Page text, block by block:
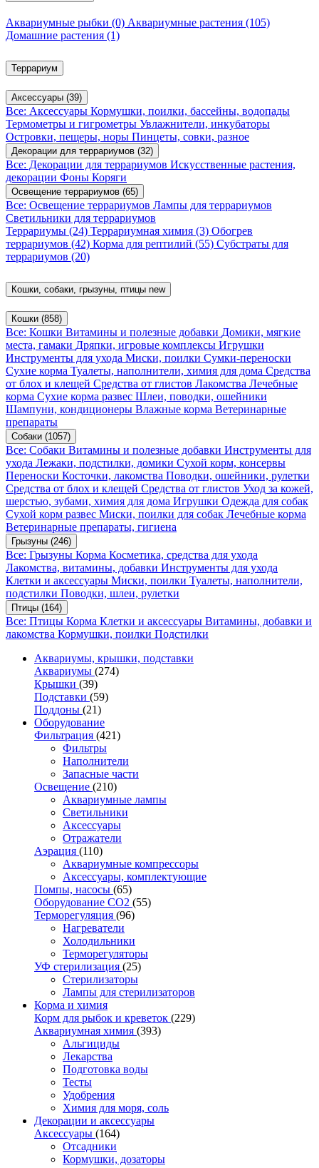
Аквариумные рыбки (0) Аквариумные растения (105)
Домашние растения (1)
Террариум
Аксессуары (39)
Все: Аксессуары Кормушки, поилки, бассейны, водопады
Термометры и гигрометры Увлажнители, инкубаторы
Островки, пещеры, норы Пинцеты, совки, разное
Декорации для террариумов (32)
Все: Декорации для террариумов Искусственные растения,
декорации Фоны Коряги
Освещение террариумов (65)
Все: Освещение террариумов Лампы для террариумов
Светильники для террариумов
Террариумы (24) Террариумная химия (3) Обогрев
террариумов (42) Корма для рептилий (55) Субстраты для
террариумов (20)
Кошки, собаки, грызуны, птицы new
Кошки (858)
Все: Кошки Витамины и полезные добавки Домики, мягкие
места, гамаки Дряпки, игровые комплексы Игрушки
Инструменты для ухода Миски, поилки Сумки-переноски
Сухие корма Туалеты, наполнители, химия для дома Средства
от блох и клещей Средства от глистов Лакомства Лечебные
корма Сухие корма развес Шлеи, поводки, ошейники
Шампуни, кондиционеры Влажные корма Ветеринарные
препараты
Собаки (1057)
Все: Собаки Витамины и полезные добавки Инструменты для
ухода Лежаки, подстилки, домики Сухой корм, консервы
Переноски Косточки, лакомства Поводки, ошейники, рулетки
Средства от блох и клещей Средства от глистов Уход за кожей,
шерстью, зубами, химия для дома Игрушки Одежда для собак
Сухой корм развес Миски, поилки для собак Лечебные корма
Ветеринарные препараты, гигиена
Грызуны (246)
Все: Грызуны Корма Косметика, средства для ухода
Лакомства, витамины, добавки Инструменты для ухода
Клетки и аксессуары Миски, поилки Туалеты, наполнители,
подстилки Поводки, шлеи, рулетки
Птицы (164)
Все: Птицы Корма Клетки и аксессуары Витамины, добавки и
лакомства Кормушки, поилки Подстилки
Аквариумы, крышки, подставки
Аквариумы (274)
Крышки (39)
Подставки (59)
Поддоны (21)
Оборудование
Фильтрация (421)
Фильтры
Наполнители
Запасные части
Освещение (210)
Аквариумные лампы
Светильники
Аксессуары
Отражатели
Аэрация (110)
Аквариумные компрессоры
Аксессуары, комплектующие
Помпы, насосы (65)
Оборудование CO2 (55)
Терморегуляция (96)
Нагреватели
Холодильники
Терморегуляторы
УФ стерилизация (25)
Стерилизаторы
Лампы для стерилизаторов
Корма и химия
Корм для рыбок и креветок (229)
Аквариумная химия (393)
Альгициды
Лекарства
Подготовка воды
Тесты
Удобрения
Химия для моря, соль
Декорации и аксессуары
Аксессуары (164)
Отсадники
Кормушки, дозаторы